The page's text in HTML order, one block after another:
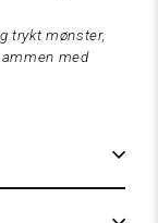
trykt mønster,
med